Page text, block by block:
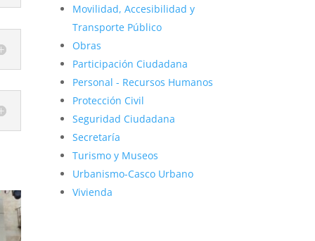
Movilidad, Accesibilidad y
Transporte Público
Obras
Participación Ciudadana
Personal - Recursos Humanos
Protección Civil
Seguridad Ciudadana
Secretaría
Turismo y Museos
Urbanismo-Casco Urbano
Vivienda